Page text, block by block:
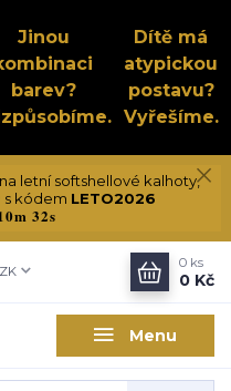
Jinou
barev?
Dítě má
atypickou
postavu?
Vyřešíme.
letní softshellové kalhoty,
s kódem LETO2026
31s
Menu
0 ks
0 Kč